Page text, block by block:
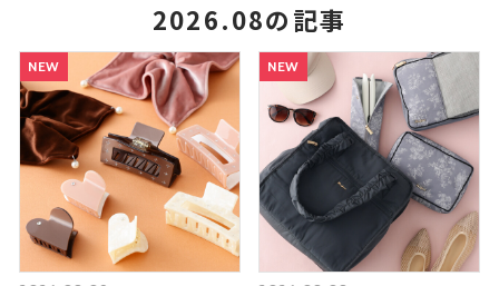
2026.08の記事
NEW
NEW NEW
NEW
NEW